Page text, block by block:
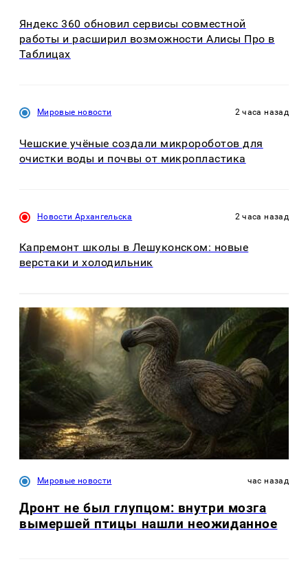
Яндекс 360 обновил сервисы совместной
работы и расширил возможности Алисы Про в
Таблицах
Мировые новости 2 часа назад
Чешские учёные создали микророботов для
очистки воды и почвы от микропластика
Новости Архангельска 2 часа назад
Капремонт школы в Лешуконском: новые
верстаки и холодильник
Мировые новости час назад
Дронт не был глупцом: внутри мозга
вымершей птицы нашли неожиданное